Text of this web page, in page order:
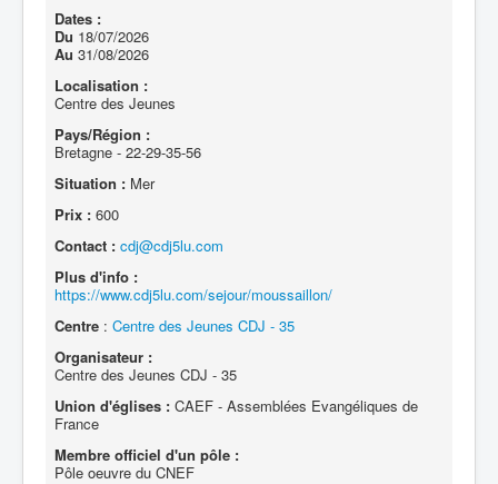
Dates :
Du 18/07/2026
Au 31/08/2026
Localisation :
Centre des Jeunes
Pays/Région :
Bretagne - 22-29-35-56
Situation : Mer
Prix : 600
Contact : cdj@cdj5lu.com
Plus d'info :
https://www.cdj5lu.com/sejour/moussaillon/
Centre : Centre des Jeunes CDJ - 35
Organisateur :
Centre des Jeunes CDJ - 35
Union d'églises : CAEF - Assemblées Evangéliques de
France
Membre officiel d'un pôle :
Pôle oeuvre du CNEF